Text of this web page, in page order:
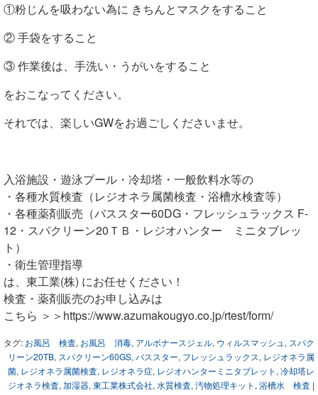
①粉じんを吸わない為に きちんとマスクをすること
② 手袋をすること
③ 作業後は、手洗い・うがいをすること
をおこなってください。
それでは、楽しいGWをお過ごしくださいませ。
入浴施設・遊泳プール・冷却塔・一般飲料水等の
・各種水質検査（レジオネラ属菌検査・浴槽水検査等）
・各種薬剤販売（バススター60DG・フレッシュラックス F-
12・スパクリーン20ＴＢ・レジオハンター ミニタブレッ
ト）
・衛生管理指導
は、東工業(株) にお任せください！
検査・薬剤販売のお申し込みは
こちら ＞＞https://www.azumakougyo.co.jp/rtest/form/
タグ: お風呂 検査, お風呂 消毒, アルボナースジェル, ウィルスマッシュ , スパク
リーン20TB, スパクリーン60GS, バススター, フレッシュラックス, レジオネラ属
菌, レジオネラ属菌検査, レジオネラ症, レジオハンターミニタブレット , 冷却塔レ
ジオネラ検査, 加湿器, 東工業株式会社, 水質検査, 汚物処理キット , 浴槽水 検査 |